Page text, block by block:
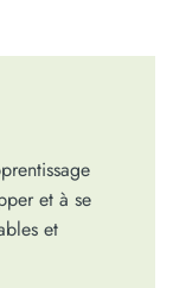
et à se
et